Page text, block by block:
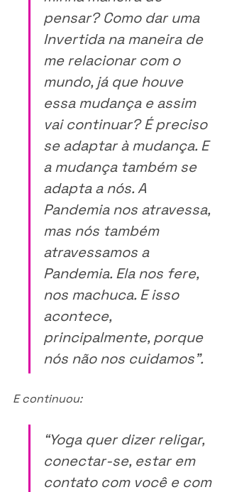
pensar? Como dar uma
Invertida na maneira de
me relacionar com o
mundo, já que houve
essa mudança e assim
vai continuar? É preciso
se adaptar à mudança. E
a mudança também se
adapta a nós. A
Pandemia nos atravessa,
mas nós também
atravessamos a
Pandemia. Ela nos fere,
nos machuca. E isso
acontece,
principalmente, porque
nós não nos cuidamos”.
E continuou:
“Yoga quer dizer religar,
conectar-se, estar em
contato com você e com